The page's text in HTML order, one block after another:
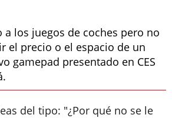
a los juegos de coches pero no
el precio o el espacio de un
gamepad presentado en CES
del tipo: "¿Por qué no se le